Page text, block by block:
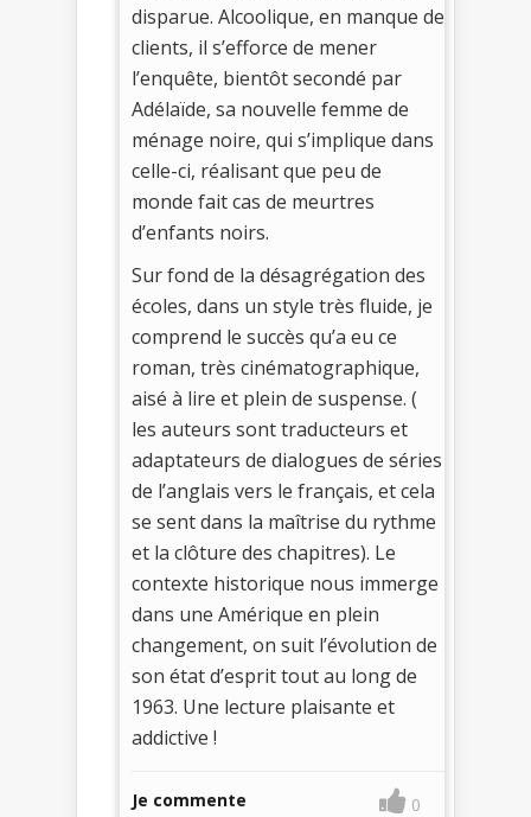
disparue. Alcoolique, en manque de
clients, il s’efforce de mener
l’enquête, bientôt secondé par
Adélaïde, sa nouvelle femme de
ménage noire, qui s’implique dans
celle-ci, réalisant que peu de
monde fait cas de meurtres
d’enfants noirs.
Sur fond de la désagrégation des
écoles, dans un style très fluide, je
comprend le succès qu’a eu ce
roman, très cinématographique,
aisé à lire et plein de suspense. (
les auteurs sont traducteurs et
adaptateurs de dialogues de séries
de l’anglais vers le français, et cela
se sent dans la maîtrise du rythme
et la clôture des chapitres). Le
contexte historique nous immerge
dans une Amérique en plein
changement, on suit l’évolution de
son état d’esprit tout au long de
1963. Une lecture plaisante et
addictive !
Je commente 0